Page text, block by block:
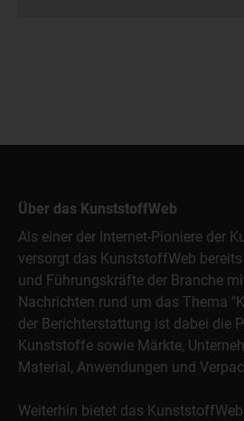
Über das KunststoffWeb
Als einer der Internet-Pioniere der
versorgt das KunststoffWeb
und Führungskräfte der Branche
Nachrichten rund um das Thema
der Berichterstattung ist dabei die
Kunststoffe sowie Märkte,
Material, Anwendungen und
Weiterhin bietet das